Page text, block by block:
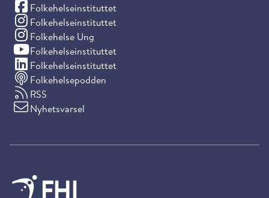
Folkehelseinstituttet
(Facebook)
Folkehelseinstituttet
(Instagram)
Folkehelse Ung
(Instagram)
Folkehelseinstituttet
(YouTube)
Folkehelseinstituttet
(LinkedIn)
Folkehelsepodden
RSS
Nyhetsvarsel